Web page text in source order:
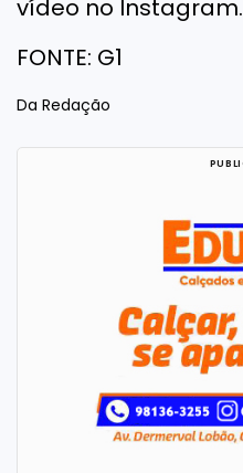
vídeo no Instagram.
FONTE: G1
Da Redação